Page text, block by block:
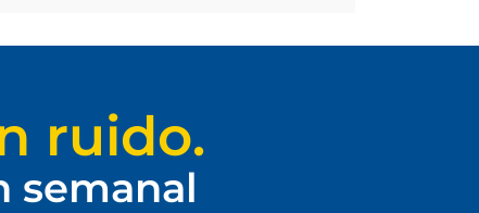
ruido.
semanal